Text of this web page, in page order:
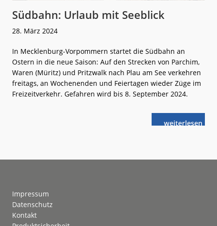
Südbahn: Urlaub mit Seeblick
28. März 2024
In Mecklenburg-Vorpommern startet die Südbahn an
Ostern in die neue Saison: Auf den Strecken von Parchim,
Waren (Müritz) und Pritzwalk nach Plau am See verkehren
freitags, an Wochenenden und Feiertagen wieder Züge im
Freizeitverkehr. Gefahren wird bis 8. September 2024.
weiterlese
nSüdbahn:
Impressum
Datenschutz
Kontakt